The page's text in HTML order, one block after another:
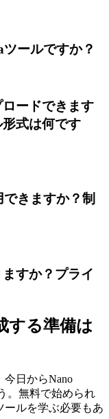
ールですか？
ードできます
式は何です
きますか？制
すか？プライ
する準備は
日からNano
。無料で始められ
ールを学ぶ必要もあ